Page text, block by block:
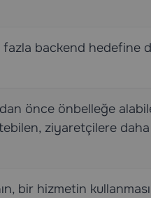
backend hedefine
önce önbelleğe
ziyaretçilere daha
bir hizmetin